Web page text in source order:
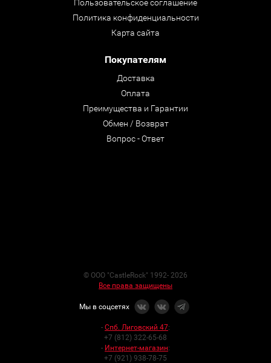
Пользовательское соглашение
Политика конфиденциальности
Карта сайта
Покупателям
Доставка
Оплата
Преимущества и Гарантии
Обмен / Возврат
Вопрос - Ответ
© ООО "CastleRock" 1992- 2026
Все права защищены
Мы в соцсетях
- Спб. Лиговский 47:
+7 (812) 322-65-68
- Интернет-магазин:
+7 (921) 938-78-75